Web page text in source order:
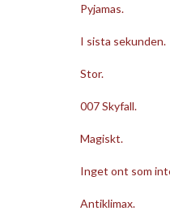
Pyjamas.
I sista sekunden.
Stor.
007 Skyfall.
Magiskt.
Inget ont som
Antiklimax.